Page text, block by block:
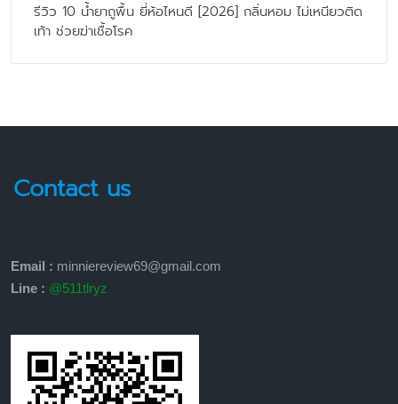
รีวิว 10 น้ำยาถูพื้น ยี่ห้อไหนดี [2026] กลิ่นหอม ไม่เหนียวติด
เท้า ช่วยฆ่าเชื้อโรค
Contact us
Email : minniereview69@gmail.com
Line : @511tlryz